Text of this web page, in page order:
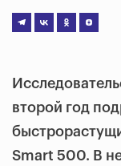
второй год
Smart 500. В